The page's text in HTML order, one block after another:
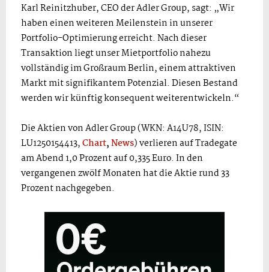
Karl Reinitzhuber, CEO der Adler Group, sagt: „Wir
haben einen weiteren Meilenstein in unserer
Portfolio-Optimierung erreicht. Nach dieser
Transaktion liegt unser Mietportfolio nahezu
vollständig im Großraum Berlin, einem attraktiven
Markt mit signifikantem Potenzial. Diesen Bestand
werden wir künftig konsequent weiterentwickeln.“
Die Aktien von Adler Group (WKN: A14U78, ISIN:
LU1250154413,Chart,News) verlieren auf Tradegate
am Abend 1,0 Prozent auf 0,335 Euro. In den
vergangenen zwölf Monaten hat die Aktie rund 33
Prozent nachgegeben.